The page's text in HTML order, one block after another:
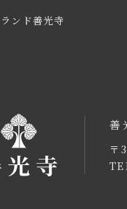
ンド善光寺
善
〒